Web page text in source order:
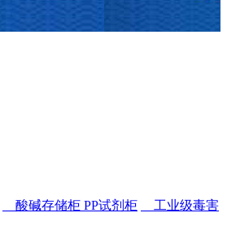
酸碱存储柜 PP试剂柜
工业级毒害